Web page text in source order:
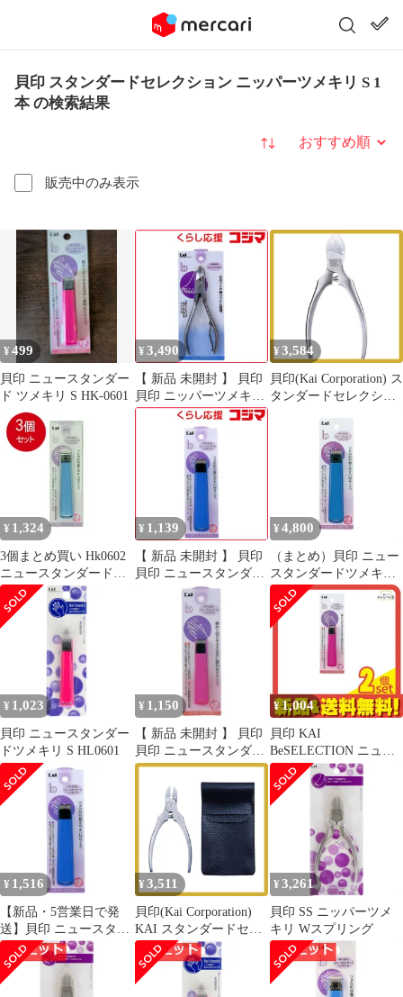
貝印 スタンダードセレクション ニッパーツメキリ S 1
本 の検索結果
販売中のみ表示
並び替え
¥499
貝印 ニュースタンダー
ド ツメキリ S HK-0601
¥ 3,490
【 新品 未開封 】 貝印
貝印 ニッパーツメキリ
未使用 送料無料
¥ 3,584
貝印(Kai Corporation) ス
タンダードセレクショ
¥ 1,324
3個まとめ買い Hk0602
ニュースタンダードツ
メキリM メール便送料
無料 × 3個セット
¥ 1,139
【 新品 未開封 】 貝印
貝印 ニュースタンダー
ドツメキリM 未使用 送
¥ 4,800
（まとめ）貝印 ニュー
スタンダードツメキリ
M HK-0602 1個 〔×5セ
ット〕
¥ 1,023
貝印 ニュースタンダー
ドツメキリ S HL0601
¥ 1,150
【 新品 未開封 】 貝印
貝印 ニュースタンダー
ドツメキリS 未使用 送
料無料
¥1,004
貝印 KAI
BeSELECTION ニュー
スタンダード ツメキリ
Sサイズ HK0601 1個 2
個セット まとめ売り
¥ 1,516
【新品・5営業日で発
送】貝印 ニュースタン
ダードツメキリM
¥ 3,511
貝印(Kai Corporation)
KAI スタンダードセレ
クション ニッパー 爪切
り S 収納ポーチ付 爪切
り 0
¥ 3,261
貝印 SS ニッパーツメ
キリ Wスプリング